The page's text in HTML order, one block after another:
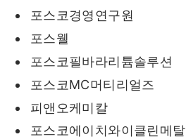
포스코경영연구원
포스웰
포스코필바라리튬솔루션
포스코MC머티리얼즈
피앤오케미칼
포스코에이치와이클린메탈